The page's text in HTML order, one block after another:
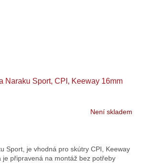
Naraku Sport, CPI, Keeway 16mm
Není skladem
Sport, je vhodná pro skútry CPI, Keeway
připravená na montáž bez potřeby